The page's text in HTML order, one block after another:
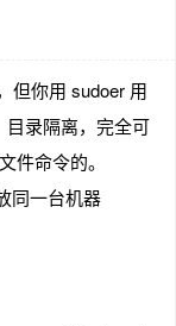
但你用 sudoer 用
目录隔离，完全可
件命令的。
同一台机器